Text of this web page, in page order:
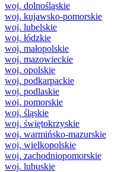
woj. dolnośląskie
woj. kujawsko-pomorskie
woj. lubelskie
woj. łódzkie
woj. małopolskie
woj. mazowieckie
woj. opolskie
woj. podkarpackie
woj. podlaskie
woj. pomorskie
woj. śląskie
woj. świętokrzyskie
woj. warmińsko-mazurskie
woj. wielkopolskie
woj. zachodniopomorskie
woj. lubuskie